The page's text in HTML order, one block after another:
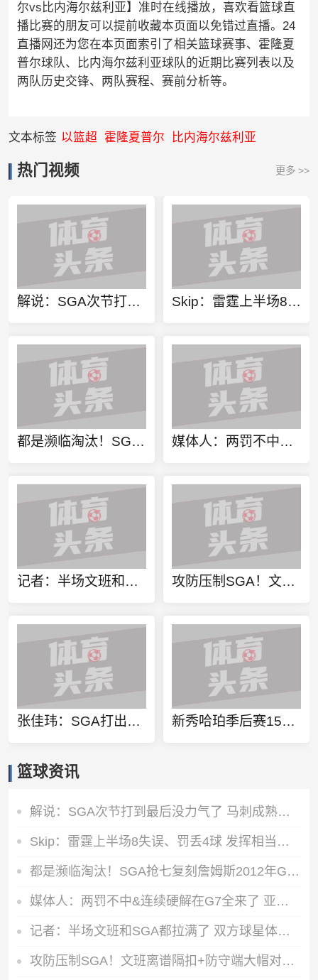
尔vs比内海尔兹利亚】准时在线播放，喜欢看篮球直
播比赛的朋友可以提前收藏本页面以免错过直播。24
直播网还为您在本页面索引了相关篮球赛事、霍隆夏
普尔球队、比内海尔兹利亚球队的近期比赛列表以及
两队历史交锋、两队赛程、赛前分析等。
文本标签 以篮超 霍隆夏普尔 比内海尔兹利亚
热门视频 更多 >>
解说：SGA次节打到最后没力气了 马刺成熟的不像年轻球队 Skip：雷霆上半场8失误、罚丢4球 发挥相当糟糕但只落后马刺3分
都是濒临淘汰！SGA抢七复刻詹姆斯2012年G6“死亡之瞳” 媒体人：两罚不中&连续硬解在G7全来了 亚历山大在试图撑住雷霆
记者：半场文班和SGA都拉满了 双方球星体能和英雄球将左右这一战 攻防压制SGA！文班离谱隔扣+防守端大帽对着替补席兴奋挥拳庆祝
张佳玮：SGA打出系列赛最好一节 经常忘记哈珀比卡斯尔还年轻 新秀哈珀季后赛15+三分&15+抢断 米切尔和塔图姆之后首人
篮球资讯
解说：SGA次节打到最后没力气了 马刺成熟的不像年轻球队
Skip：雷霆上半场8失误、罚丢4球 发挥相当糟糕但只落后马刺3分
都是濒临淘汰！SGA抢七复刻詹姆斯2012年G6“死亡之瞳”
媒体人：两罚不中&连续硬解在G7全来了 亚历山大在试图撑住雷霆
记者：半场文班和SGA都拉满了 双方球星体能和英雄球将左右这一战
攻防压制SGA！文班离谱隔扣+防守端大帽对着替补席兴奋挥拳庆祝